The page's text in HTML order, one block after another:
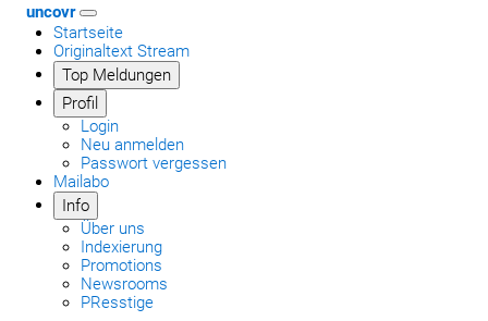
uncovr
Startseite
Originaltext Stream
Top Meldungen
Profil
Login
Neu anmelden
Passwort vergessen
Mailabo
Info
Über uns
Indexierung
Promotions
Newsrooms
PResstige